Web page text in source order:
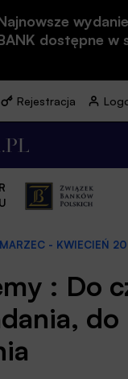
dostępne w
Rejestracja
- KWIECIEŃ
: Do
do